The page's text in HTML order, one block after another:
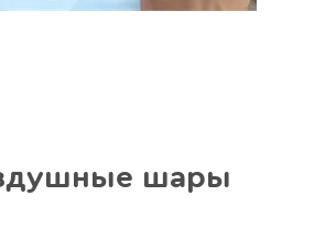
шары